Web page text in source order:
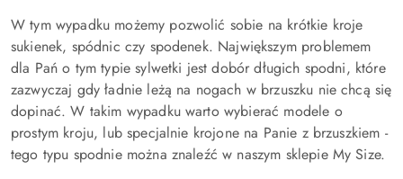
W tym wypadku możemy pozwolić sobie na krótkie kroje
sukienek, spódnic czy spodenek. Największym problemem
dla Pań o tym typie sylwetki jest dobór długich spodni, które
zazwyczaj gdy ładnie leżą na nogach w brzuszku nie chcą się
dopinać. W takim wypadku warto wybierać modele o
prostym kroju, lub specjalnie krojone na Panie z brzuszkiem -
tego typu spodnie można znaleźć w naszym sklepie My Size.